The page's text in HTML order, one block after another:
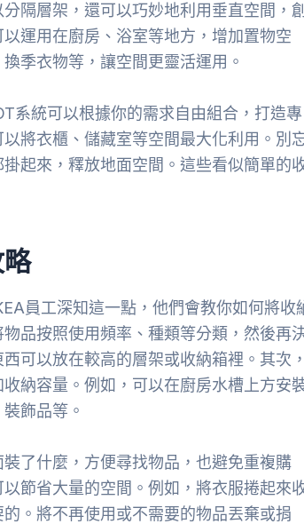
隔層架，還可以巧妙地利用垂直空間，創
以運用在廚房、浴室等地方，增加置物空
季衣物等，讓空間更靈活運用。
系統可以根據你的需求自由組合，打造專
將衣櫃、儲藏室等空間最大化利用。別
起來，釋放地面空間。這些看似簡單的
員工深知這一點，他們會教你如何將收
物品按照使用頻率、種類等分類，然後再
可以放在較高的層架或收納箱裡。其次，
納容量。例如，可以在廚房水槽上方安
飾品等。
了什麼，方便尋找物品，也避免重複購
節省大量的空間。例如，將衣服捲起來
。將不再使用或不需要的物品丟棄或捐